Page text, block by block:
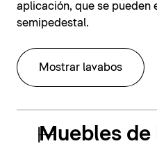
aplicación, que se pueden
semipedestal.
Mostrar lavabos
Muebles de